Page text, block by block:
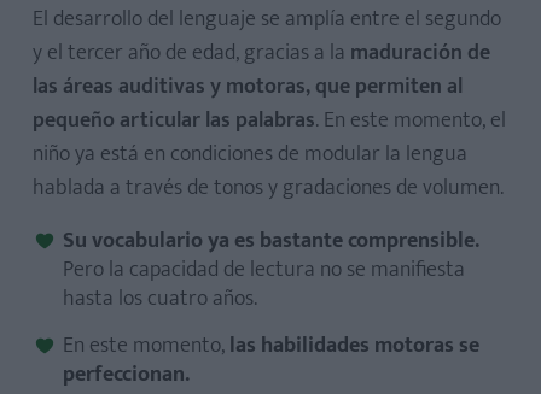
El desarrollo del lenguaje se amplía entre el segundo
y el tercer año de edad, gracias a la maduración de
las áreas auditivas y motoras, que permiten al
pequeño articular las palabras. En este momento, el
niño ya está en condiciones de modular la lengua
hablada a través de tonos y gradaciones de volumen.
Su vocabulario ya es bastante comprensible.
Pero la capacidad de lectura no se manifiesta
hasta los cuatro años.
En este momento,las habilidades motoras se
perfeccionan.